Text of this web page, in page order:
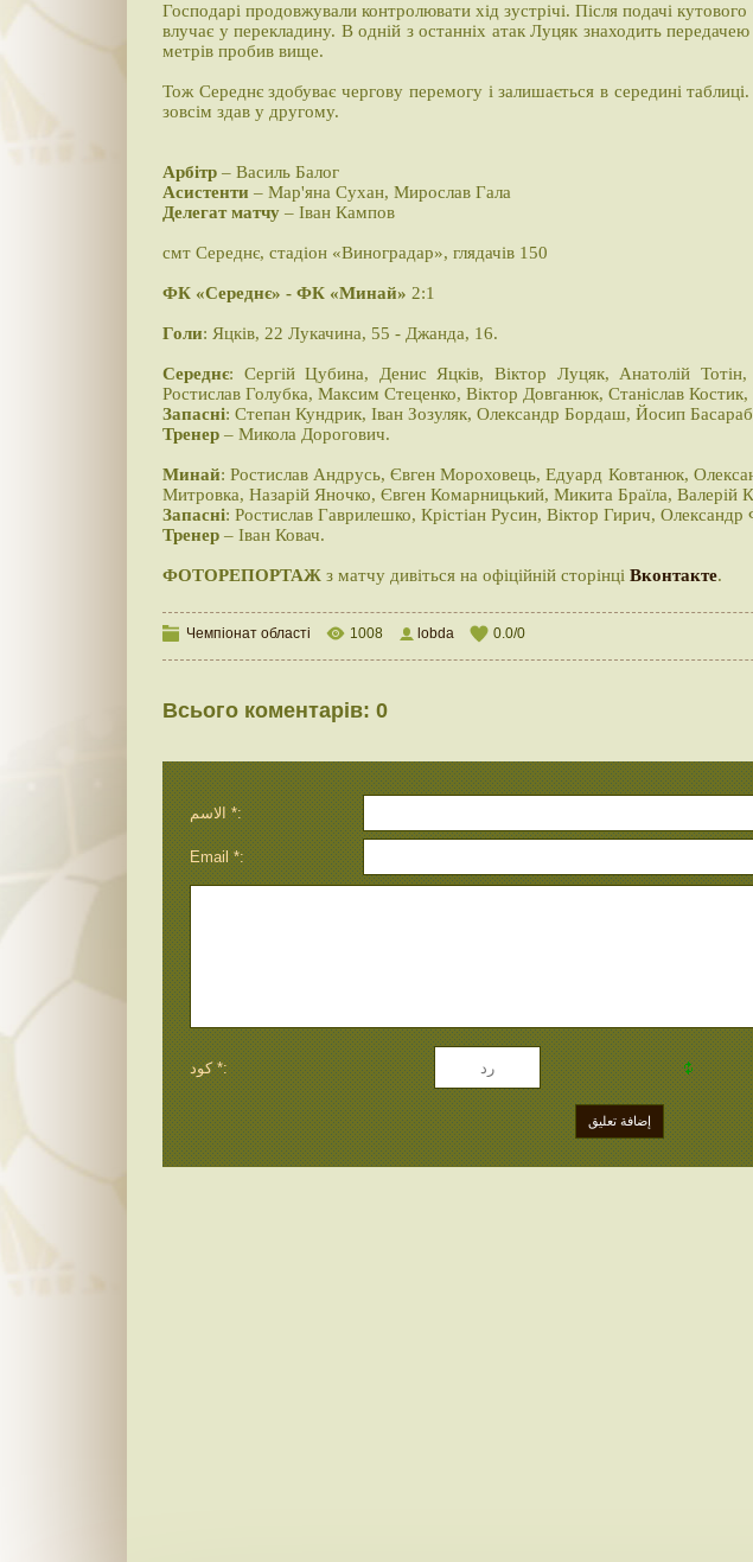
Господарі продовжували контролювати хід зустрічі. Після подачі
влучає у перекладину. В одній з останніх атак Луцяк знаходить
метрів пробив вище.
Тож Середнє здобуває чергову перемогу і залишається в середині
зовсім здав у другому.
Арбітр – Василь Балог
Асистенти – Мар'яна Сухан, Мирослав Гала
Делегат матчу – Іван Кампов
смт Середнє, стадіон «Виноградар», глядачів 150
ФК «Середнє» - ФК «Минай» 2:1
Голи: Яцків, 22 Лукачина, 55 - Джанда, 16.
Середнє: Сергій Цубина, Денис Яцків, Віктор Луцяк, Анатолій
Ростислав Голубка, Максим Стеценко, Віктор Довганюк, Станіслав Костик,
Запасні: Степан Кундрик, Іван Зозуляк, Олександр Бордаш, Йосип
Тренер – Микола Дорогович.
Минай: Ростислав Андрусь, Євген Мороховець, Едуард Ковтанюк,
Митровка, Назарій Яночко, Євген Комарницький, Микита Браїла, Валерій
Запасні: Ростислав Гаврилешко, Крістіан Русин, Віктор Гирич, Олександр
Тренер – Іван Ковач.
ФОТОРЕПОРТАЖ з матчу дивіться на офіційній сторінці Вконтакте.
Чемпіонат області 1008 lobda 0.0/0
Всього коментарів: 0
الاسم *:
Email *:
كود *: